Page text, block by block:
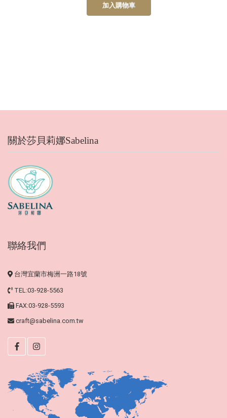
加入購物車
關於莎貝莉娜Sabelina
聯絡我們
台灣宜蘭市梅洲一路18號
TEL:03-928-5563
FAX:03-928-5593
craft@sabelina.com.tw